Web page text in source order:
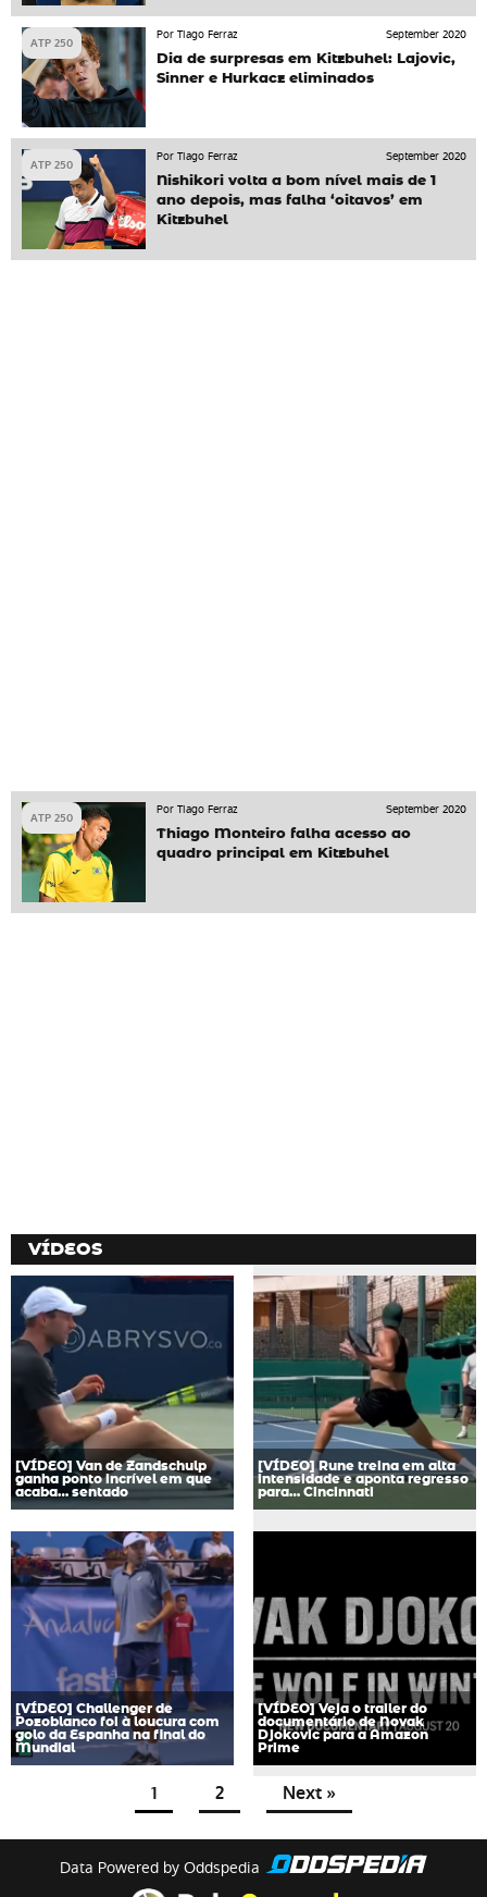
ATP 250
Por Tiago Ferraz
September 2020
Dia de surpresas em Kitzbuhel: Lajovic,
Sinner e Hurkacz eliminados
ATP 250
Por Tiago Ferraz
September 2020
Nishikori volta a bom nível mais de 1
ano depois, mas falha ‘oitavos’ em
Kitzbuhel
ATP 250
Por Tiago Ferraz
September 2020
Thiago Monteiro falha acesso ao
quadro principal em Kitzbuhel
VÍDEOS
[VÍDEO] Van de Zandschulp
ganha ponto incrível em que
acaba… sentado
[VÍDEO] Rune treina em alta
intensidade e aponta regresso
para… Cincinnati
[VÍDEO] Challenger de
Pozoblanco foi à loucura com
golo da Espanha na final do
Mundial
[VÍDEO] Veja o trailer do
documentário de Novak
Djokovic para a Amazon
Prime
1 2 Next »
Data Powered by Oddspedia